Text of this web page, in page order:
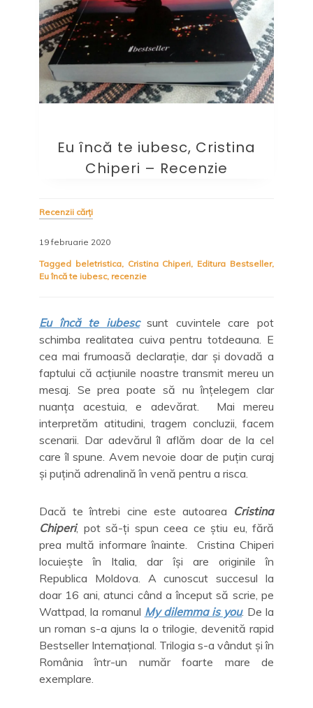
Eu încă te iubesc, Cristina
Chiperi – Recenzie
Recenzii cărți
19 februarie 2020
Tagged beletristica, Cristina Chiperi, Editura Bestseller,
Eu încă te iubesc, recenzie
Eu încă te iubescsunt cuvintele care pot
schimba realitatea cuiva pentru totdeauna. E
cea mai frumoasă declarație, dar și dovadă a
faptului că acțiunile noastre transmit mereu un
mesaj. Se prea poate să nu înțelegem clar
nuanța acestuia, e adevărat. Mai mereu
interpretăm atitudini, tragem concluzii, facem
scenarii. Dar adevărul îl aflăm doar de la cel
care îl spune. Avem nevoie doar de puțin curaj
și puțină adrenalină în venă pentru a risca.
Dacă te întrebi cine este autoarea Cristina
Chiperi, pot să-ți spun ceea ce știu eu, fără
prea multă informare înainte. Cristina Chiperi
locuiește în Italia, dar își are originile în
Republica Moldova. A cunoscut succesul la
doar 16 ani, atunci când a început să scrie, pe
Wattpad, la romanul My dilemma is you. De la
un roman s-a ajuns la o trilogie, devenită rapid
Bestseller Internațional. Trilogia s-a vândut și în
România într-un număr foarte mare de
exemplare.